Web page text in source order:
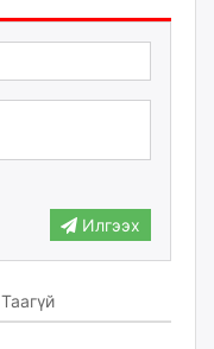
Илгээх
Таагүй